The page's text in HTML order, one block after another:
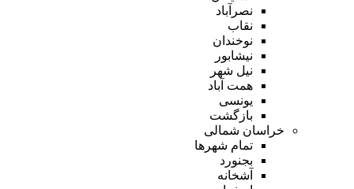
نصرآباد
نقاب
نوخندان
نیشابور
نیل شهر
همت آباد
یونسی
بازگشت
خراسان شمالی
تمام شهر‌ها
بجنورد
آشخانه